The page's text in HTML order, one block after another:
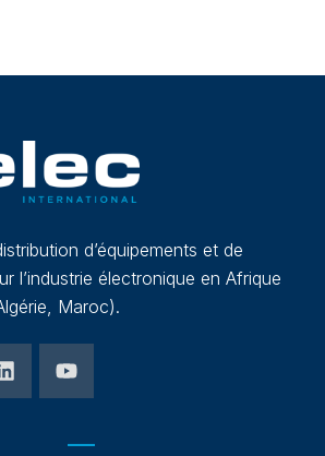
d’équipements et de
l’industrie électronique en Afrique
Maroc).